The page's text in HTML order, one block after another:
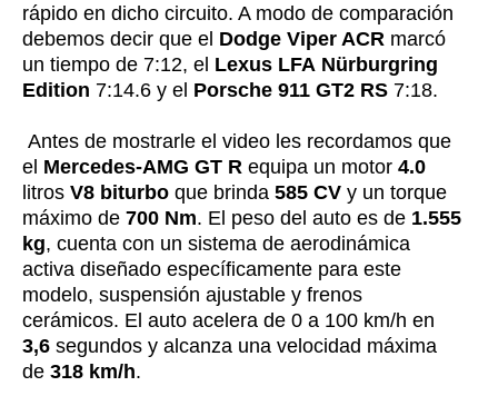
rápido en dicho circuito. A modo de comparación
debemos decir que el Dodge Viper ACR marcó
un tiempo de 7:12, el Lexus LFA Nürburgring
Edition 7:14.6 y el Porsche 911 GT2 RS 7:18.
Antes de mostrarle el video les recordamos que
el Mercedes-AMG GT R equipa un motor 4.0
litros V8 biturbo que brinda 585 CV y un torque
máximo de 700 Nm. El peso del auto es de 1.555
kg, cuenta con un sistema de aerodinámica
activa diseñado específicamente para este
modelo, suspensión ajustable y frenos
cerámicos. El auto acelera de 0 a 100 km/h en
3,6 segundos y alcanza una velocidad máxima
de 318 km/h.